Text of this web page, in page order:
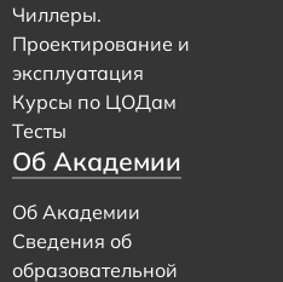
Чиллеры.
Проектирование и
эксплуатация
Курсы по ЦОДам
Тесты
Об Академии
Об Академии
Сведения об
образовательной